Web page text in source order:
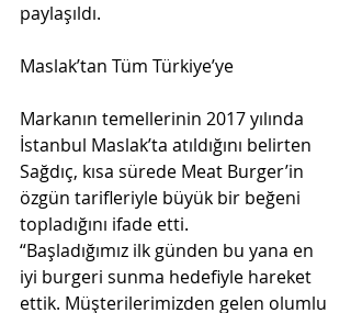
paylaşıldı.
Maslak’tan Tüm Türkiye’ye
Markanın temellerinin 2017 yılında
İstanbul Maslak’ta atıldığını belirten
Sağdıç, kısa sürede Meat Burger’in
özgün tarifleriyle büyük bir beğeni
topladığını ifade etti.
“Başladığımız ilk günden bu yana en
iyi burgeri sunma hedefiyle hareket
ettik. Müşterilerimizden gelen olumlu